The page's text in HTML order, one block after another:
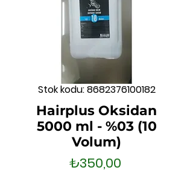
Stok kodu: 8682376100182
Hairplus Oksidan
5000 ml - %03 (10
Volum)
₺350,00Fiyat